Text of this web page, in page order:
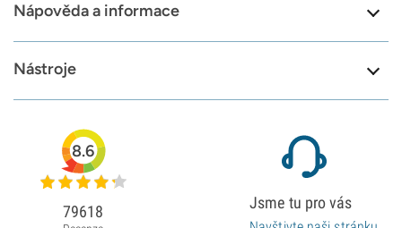
Nápověda a informace
Nástroje
8.6
79618 Jsme tu pro vás